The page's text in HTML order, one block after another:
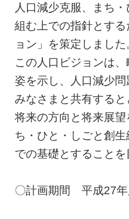
人口減少克服、まち
組む上での指針とす
ョン」を策定しました
この人口ビジョンは
姿を示し、人口減少
みなさまと共有する
将来の方向と将来展
ち・ひと・しごと創
での基礎とすることを
〇計画期間 平成27年